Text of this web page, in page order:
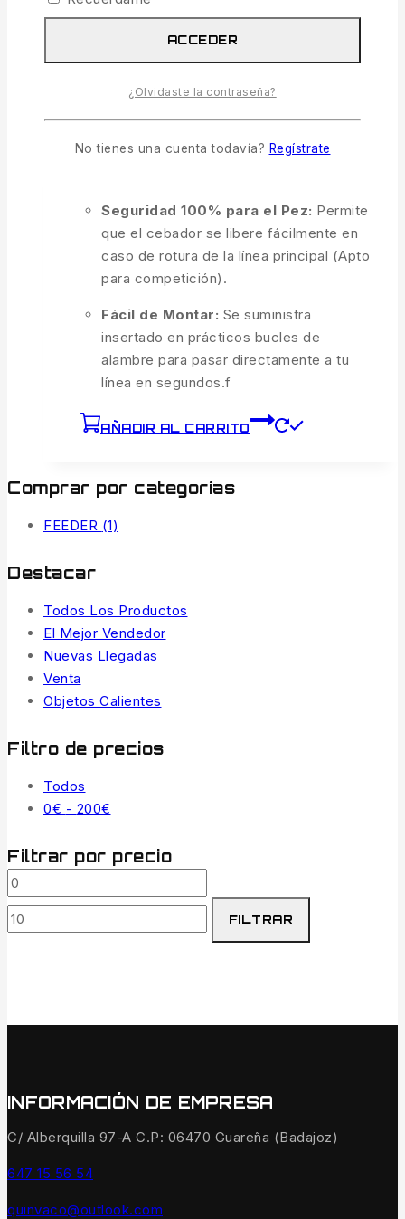
Absorbe los impactos del cebador,
evitando roturas fatales por estrés
agua y previene molestos enredos con el
Seguridad 100% para el Pez: Permite
que el cebador se libere fácilmente en
caso de rotura de la línea principal (Apto
para competición).
Fácil de Montar: Se suministra
insertado en prácticos bucles de
alambre para pasar directamente a tu
línea en segundos.f
AÑADIR AL CARRITO
Comprar por categorías
FEEDER (1)
Destacar
Todos Los Productos
El Mejor Vendedor
Nuevas Llegadas
Venta
Objetos Calientes
Filtro de precios
Todos
0€ - 200€
Filtrar por precio
FILTRAR
INFORMACIÓN DE EMPRESA
C/ Alberquilla 97-A C.P: 06470 Guareña (Badajoz)
647 15 56 54
quinvaco@outlook.com
ACCEDER
¿Olvidaste la contraseña?
No tienes una cuenta todavía? Regístrate